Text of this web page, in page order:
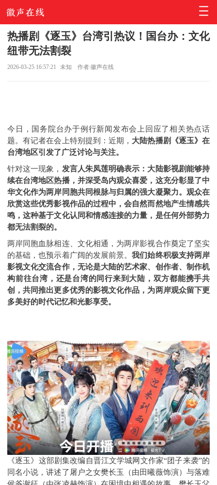
热播剧《逐玉》台湾引热议！国台办：文化
纽带无法割裂
2026-03-25 16:57:21 未知 作者:徽声在线
今日，国务院台办于例行新闻发布会上回应了相关热点话
题。有记者在会上特别提到：近期， 大陆热播剧《逐玉》在
台湾地区引发了广泛讨论与关注。
针对这一现象， 发言人朱凤莲明确表示：大陆影视剧能够持
续在台湾地区热播，并深受岛内观众喜爱，这充分彰显了中
华文化作为两岸同胞共同根脉与归属的强大凝聚力。观众在
欣赏这些优秀影视作品的过程中，会自然而然地产生情感共
鸣，这种基于文化认同和情感连接的力量，是任何外部势力
都无法割裂的。
两岸同胞血脉相连、文化相通，为两岸影视合作奠定了坚实
的基础，也预示着广阔的发展前景。我们始终积极支持两岸
影视文化交流合作，无论是大陆的艺术家、创作者、制作机
构前往台湾，还是台湾的同行来到大陆，双方都能携手共
创，共同推出更多优秀的影视文化作品，为两岸观众留下更
多美好的时代记忆和光影享受。
《逐玉》这部剧集改编自晋江文学城网文作家“团子来袭”的
同名小说，讲述了屠户之女樊长玉（由田曦薇饰演）与落难